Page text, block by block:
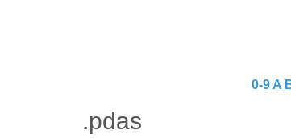
0-9 A
.pdas